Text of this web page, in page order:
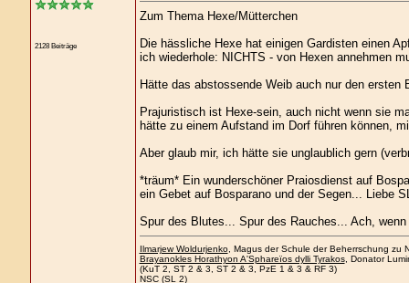
2128 Beiträge
Zum Thema Hexe/Mütterchen
Die hässliche Hexe hat einigen Gardisten einen
ich wiederhole: NICHTS - von Hexen annehmen
Hätte das abstossende Weib auch nur den
Prajuristisch ist Hexe-sein, auch nicht wenn sie
hätte zu einem Aufstand im Dorf führen können,
Aber glaub mir, ich hätte sie unglaublich gern
*träum* Ein wunderschöner Praiosdienst auf
ein Gebet auf Bosparano und der Segen... Liebe
Spur des Blutes... Spur des Rauches... Ach,
Ilmarjew Woldurjenko, Magus der Schule der Beherrschung zu
Brayanokles Horathyon A'Sphareïos dylli Tyrakos, Donator
(KuT 2, ST 2 & 3, ST 2 & 3, PzE 1 & 3 & RF 3)
NSC(SL 2)